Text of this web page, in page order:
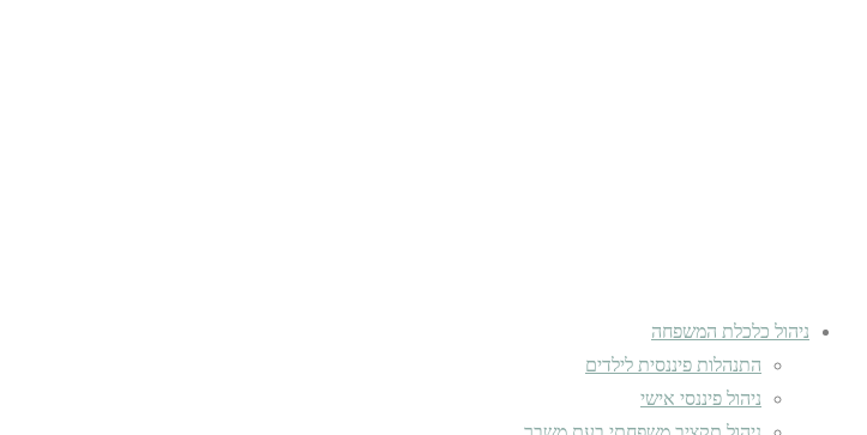
ניהול כלכלת המשפחה
התנהלות פיננסית לילדים
ניהול פיננסי אישי